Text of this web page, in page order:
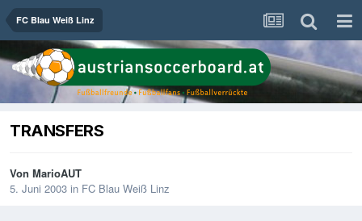
FC Blau Weiß Linz
TRANSFERS
Von MarioAUT
5. Juni 2003 in FC Blau Weiß Linz